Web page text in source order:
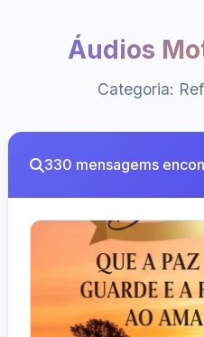
Áudios
Categoria:
330 mensagems